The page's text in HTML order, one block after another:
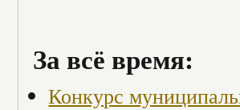
За всё время:
Конкурс